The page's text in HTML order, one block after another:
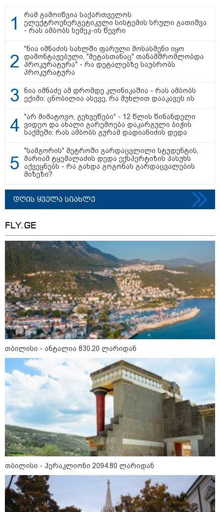
17:56 / 07-08-2026
რომელიც მძიმე სენს ებრძვის,
საზოგადოების დახმარება
სჭირდება
17:24 / 07-08-2026
"მარტო როცა ვარ, ხშირად
ველაპარაკები, ვიცი, რომ
მისმენს, ვფიქრობ, თავზე
მადგას და მეფერება - სხვებს
გიორგი კეკელიძე გმირი
ანწუხელიძის გამზრდელი
მამიდის ემოციურ მონათხრობს
ხობისწყალში შვილის
მაშველებმა გარდაცვლილი
სასკოლო ფორმების ჩინეთიდან
საქართველოში მოწოდება სამ
ეტაპად მოხდება - დეტალები
კატეგორიის ყველა სიახლე
პაატა ზაქარეიშვილის მწვავე
პასუხი გიორგი ბარამიძის
სკანდალურ განცხადებაზე -
"ყველაფერი დეტალურად ვიცი...
კამანში მოკლული ქართველები მე
გადმოვასვენე... ბარამიძე კი
ტყუის"
აგვისტოს ომში, გორში
საბრძოლო ნათლობა მიღებული
რუსული „ისკანდერი“ დღეს კიევის
მთავარ კოშმარად იქცა
კრეისერ "ედინბურგის" საიდუმლო:
რამ გამოიწვია საქართველოს
ელექტროენერგეტიკული სისტემის სრული გათიშვა
- რას ამბობს სემეკ-ის წევრი
"ნია იმნაძის სახლში ფარული მოსასმენი იყო
დამონტაჟებული, "მეტასთანაც" თანამშრომლობდა
პროკურატურა" - რა დეტალებზე საუბრობს
პროკურატურა
ნია იმნაძე ამ დრომდე კლინიკაშია - რას ამბობს
ექიმი: ცნობილია ასევე, რა მუხლით დააკავეს ის
"არ მიმატოვო, გეხვეწები" - 12 წლის წინანდელი
ვიდეო და ახალი გარემოება დაკარგული ბიჭის
საქმეში: რას ამბობს გურამ დადიანიძის დედა
"სამგორის" მეტროში გარდაცვლილი სტუდენტის,
მარიამ ტყემალაძის დედა ექსპერტიზის პასუხს
აქვეყნებს - რა გახდა გოგონას გარდაცვალების
მიზეზი?
დღის ყველა სიახლე
FLY.GE
თბილისი - ანტალია 830.20 ლარიდან
თბილისი - ჰერაკლიონი 2094.80 ლარიდან